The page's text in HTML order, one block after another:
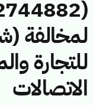
لمخالفة
للتجارة
الاتصالات